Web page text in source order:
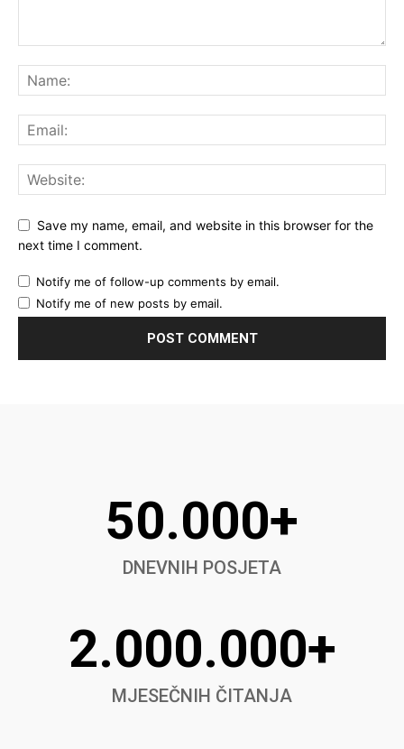
Save my name, email, and website in this browser for the
next time I comment.
Notify me of follow-up comments by email.
Notify me of new posts by email.
50.000+
DNEVNIH POSJETA
2.000.000+
MJESEČNIH ČITANJA